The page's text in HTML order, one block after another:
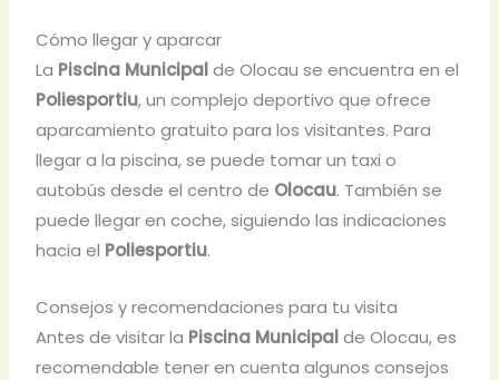
Cómo llegar y aparcar
La Piscina Municipalde Olocau se encuentra en el
Poliesportiu, un complejo deportivo que ofrece
aparcamiento gratuito para los visitantes. Para
llegar a la piscina, se puede tomar un taxi o
autobús desde el centro de Olocau. También se
puede llegar en coche, siguiendo las indicaciones
hacia el Poliesportiu.
Consejos y recomendaciones para tu visita
Antes de visitar la Piscina Municipalde Olocau, es
recomendable tener en cuenta algunos consejos